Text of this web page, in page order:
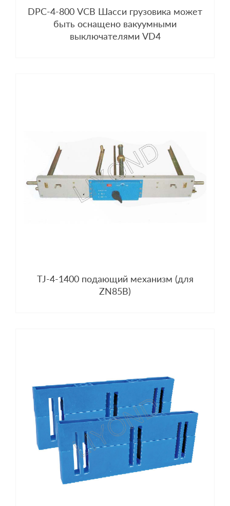
DPC-4-800 VCB Шасси грузовика может
быть оснащено вакуумными
выключателями VD4
TJ-4-1400 подающий механизм (для
ZN85B)